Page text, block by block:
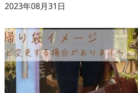
2023年08月31日